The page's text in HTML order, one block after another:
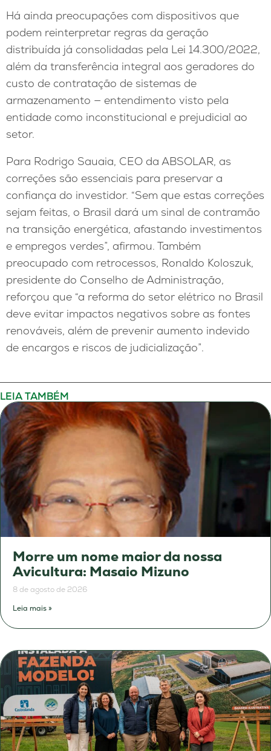
Há ainda preocupações com dispositivos que
podem reinterpretar regras da geração
distribuída já consolidadas pela Lei 14.300/2022,
além da transferência integral aos geradores do
custo de contratação de sistemas de
armazenamento — entendimento visto pela
entidade como inconstitucional e prejudicial ao
setor.
Para Rodrigo Sauaia, CEO da ABSOLAR, as
correções são essenciais para preservar a
confiança do investidor. “Sem que estas correções
sejam feitas, o Brasil dará um sinal de contramão
na transição energética, afastando investimentos
e empregos verdes”, afirmou. Também
preocupado com retrocessos, Ronaldo Koloszuk,
presidente do Conselho de Administração,
reforçou que “a reforma do setor elétrico no Brasil
deve evitar impactos negativos sobre as fontes
renováveis, além de prevenir aumento indevido
de encargos e riscos de judicialização”.
LEIA TAMBÉM
Morre um nome maior da nossa
Avicultura: Masaio Mizuno
8 de agosto de 2026
Leia mais »